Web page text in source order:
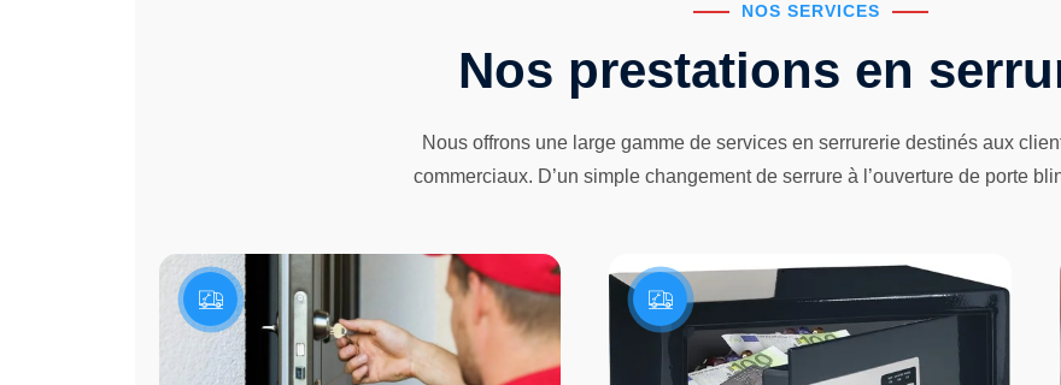
NOS SERVICES
Nos prestations en
Nous offrons une large gamme de services en serrurerie destinés aux
commerciaux. D’un simple changement de serrure à l’ouverture de porte